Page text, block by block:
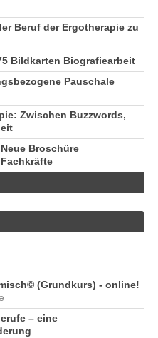
Beruf der Ergotherapie zu
Bildkarten Biografiearbeit
Pauschale
Zwischen Buzzwords,
Broschüre
(Grundkurs) - online!
– eine